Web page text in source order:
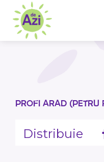
PROFI ARAD (PETRU
Distribuie